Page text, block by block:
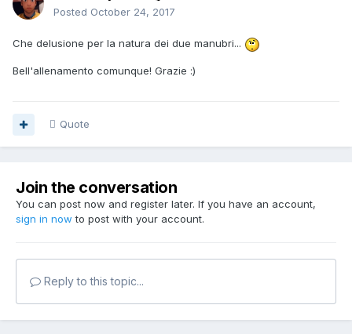
Posted October 24, 2017
Che delusione per la natura dei due manubri...
Bell'allenamento comunque! Grazie :)
Quote
Join the conversation
You can post now and register later. If you have an account,
sign in now to post with your account.
Reply to this topic...